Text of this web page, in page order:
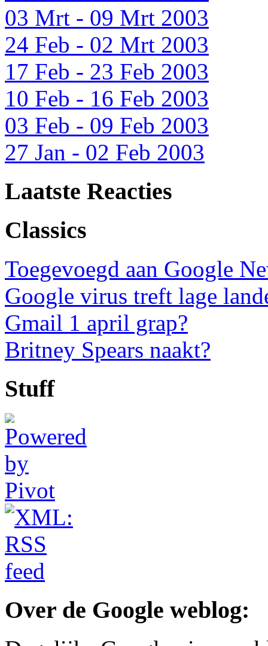
03 Mrt - 09 Mrt 2003
24 Feb - 02 Mrt 2003
17 Feb - 23 Feb 2003
10 Feb - 16 Feb 2003
03 Feb - 09 Feb 2003
27 Jan - 02 Feb 2003
Laatste Reacties
Classics
Toegevoegd aan Google
Google virus treft lage
Gmail 1 april grap?
Britney Spears naakt?
Stuff
Over de Google weblog: